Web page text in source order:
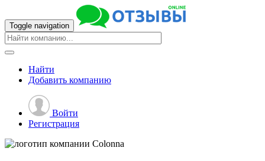
Toggle navigation
Найти
Добавить компанию
Войти
Регистрация